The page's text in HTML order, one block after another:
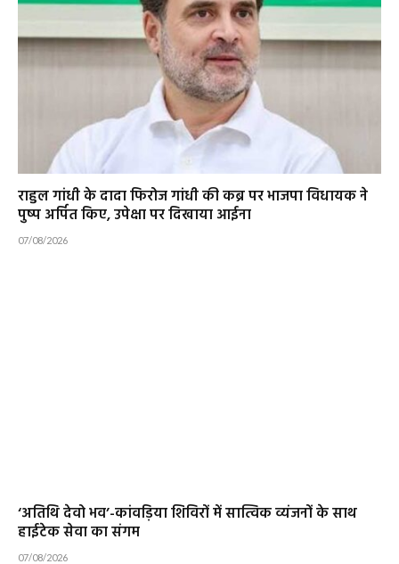
राहुल गांधी के दादा फिरोज गांधी की कब्र पर भाजपा विधायक ने
पुष्प अर्पित किए, उपेक्षा पर दिखाया आईना
07/08/2026
‘अतिथि देवो भव’-कांवड़िया शिविरों में सात्विक व्यंजनों के साथ
हाईटेक सेवा का संगम
07/08/2026